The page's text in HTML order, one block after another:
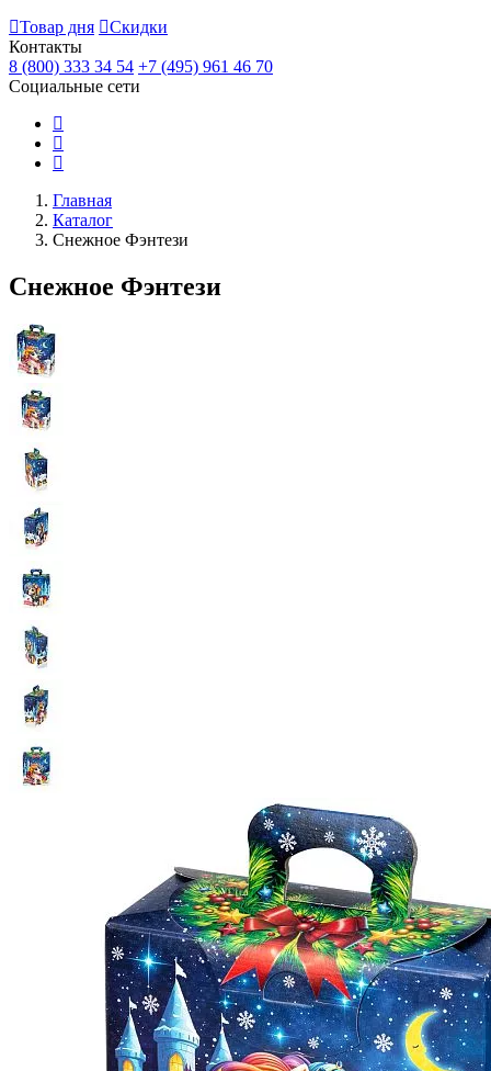
Товар дня
Скидки
Контакты
8 (800) 333 34 54 +7 (495) 961 46 70
Социальные сети
Главная
Каталог
Снежное Фэнтези
Снежное Фэнтези